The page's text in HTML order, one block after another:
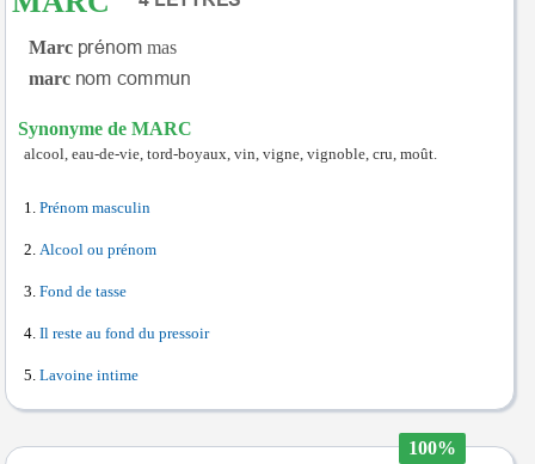
Marc
mas
marc
Synonyme de MARC
alcool, eau-de-vie, tord-boyaux, vin, vigne, vignoble, cru, moût.
Prénom masculin
Alcool ou prénom
Fond de tasse
Il reste au fond du pressoir
Lavoine intime
100%